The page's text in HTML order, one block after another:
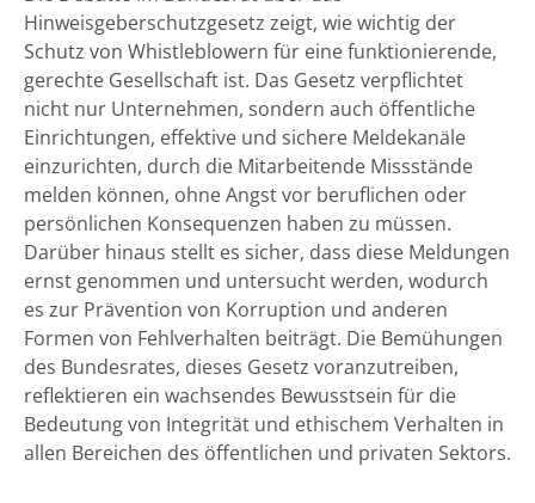
Hinweisgeberschutzgesetz zeigt, wie wichtig der
Schutz von Whistleblowern für eine funktionierende,
gerechte Gesellschaft ist. Das Gesetz verpflichtet
nicht nur Unternehmen, sondern auch öffentliche
Einrichtungen, effektive und sichere Meldekanäle
einzurichten, durch die Mitarbeitende Missstände
melden können, ohne Angst vor beruflichen oder
persönlichen Konsequenzen haben zu müssen.
Darüber hinaus stellt es sicher, dass diese Meldungen
ernst genommen und untersucht werden, wodurch
es zur Prävention von Korruption und anderen
Formen von Fehlverhalten beiträgt. Die Bemühungen
des Bundesrates, dieses Gesetz voranzutreiben,
reflektieren ein wachsendes Bewusstsein für die
Bedeutung von Integrität und ethischem Verhalten in
allen Bereichen des öffentlichen und privaten Sektors.